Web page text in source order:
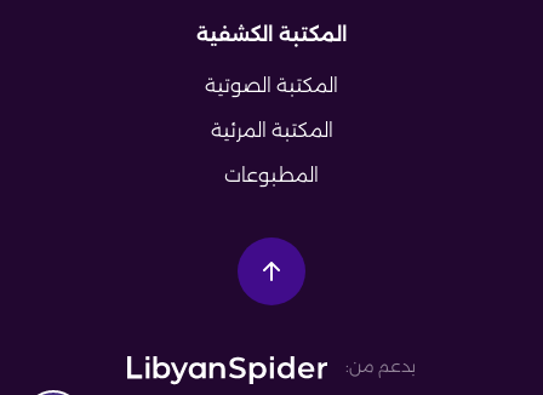
المكتبة الكشفية
المكتبة الصوتية
المكتبة المرئية
المطبوعات
بدعم من: